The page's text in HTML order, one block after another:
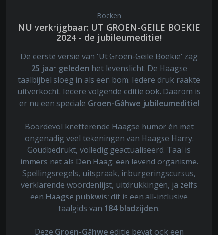
Boeken
NU verkrijgbaar: UT GROEN-GEILE BOEKIE
2024 - de jubileumeditie!
De eerste versie van 'Ut Groen-Geile Boekie' zag
25 jaar geleden het levenslicht. De Haagse
taalbijbel sloeg in als een bom. Iedere druk raakte
uitverkocht. Iedere volgende editie ook. Daarom is
er nu een speciale Groen-Gâhwe jubileumeditie!
Boordevol knetterende Haagse humor én met
ongenadig veel tekeningen van Haagse Harry.
Goudbedrukt, volledig geactualiseerd. Taal is
immers net als Den Haag: een levend organisme.
Spellingsregels, uitspraak, inburgeringscursus,
verklarende woordenlijst, uitdrukkingen, ja zelfs
een Haagse pubkwis: dit is een all-inclusive
taalgids van 184 bladzijden.
Deze Groen-Gâhwe editie bevat ook een